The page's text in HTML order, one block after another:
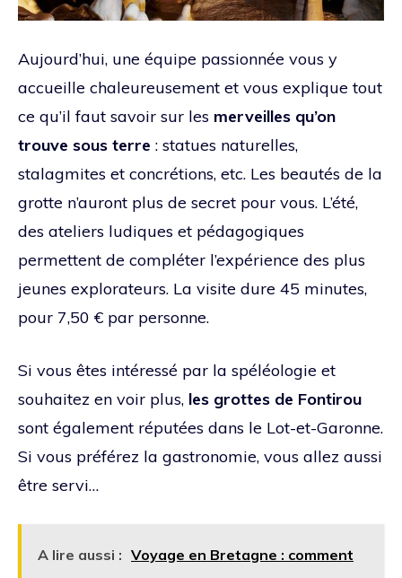
Aujourd’hui, une équipe passionnée vous y
accueille chaleureusement et vous explique tout
ce qu’il faut savoir sur les merveilles qu’on
trouve sous terre : statues naturelles,
stalagmites et concrétions, etc. Les beautés de la
grotte n’auront plus de secret pour vous. L’été,
des ateliers ludiques et pédagogiques
permettent de compléter l’expérience des plus
jeunes explorateurs. La visite dure 45 minutes,
pour 7,50 € par personne.
Si vous êtes intéressé par la spéléologie et
souhaitez en voir plus, les grottes de Fontirou
sont également réputées dans le Lot-et-Garonne.
Si vous préférez la gastronomie, vous allez aussi
être servi…
A lire aussi : Voyage en Bretagne : comment